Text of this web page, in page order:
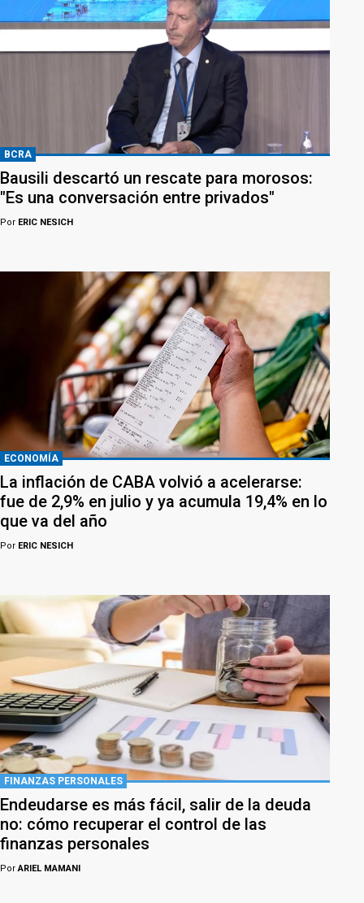
BCRA
Bausili descartó un rescate para morosos:
"Es una conversación entre privados"
Por ERIC NESICH
ECONOMÍA
La inflación de CABA volvió a acelerarse:
fue de 2,9% en julio y ya acumula 19,4% en lo
que va del año
Por ERIC NESICH
FINANZAS PERSONALES
Endeudarse es más fácil, salir de la deuda
no: cómo recuperar el control de las
finanzas personales
PorARIEL MAMANI